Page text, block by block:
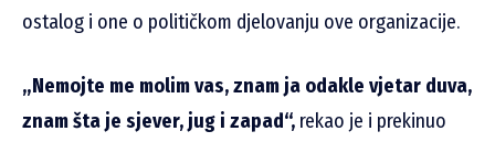
ostalog i one o političkom djelovanju ove organizacije.
„Nemojte me molim vas, znam ja odakle vjetar duva,
znam šta je sjever, jug i zapad“, rekao je i prekinuo